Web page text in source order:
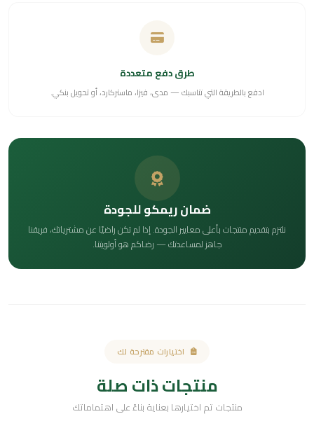
طرق دفع متعددة
ادفع بالطريقة التي تناسبك — مدى، فيزا، ماستركارد، أو تحويل بنكي.
ضمان ريمكو للجودة
نلتزم بتقديم منتجات بأعلى معايير الجودة. إذا لم تكن راضيًا عن مشترياتك، فريقنا
جاهز لمساعدتك — رضاكم هو أولويتنا.
اختيارات مقترحة لك
منتجات ذات صلة
منتجات تم اختيارها بعناية بناءً على اهتماماتك